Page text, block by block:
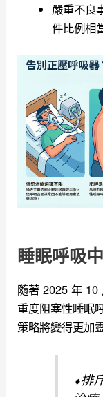
嚴重不良
件比例相
睡眠呼吸
隨著 2025 年 10
重度阻塞性睡眠
策略將變得更加
⬧排